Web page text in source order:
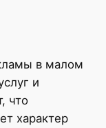
в малом
и
что
характер